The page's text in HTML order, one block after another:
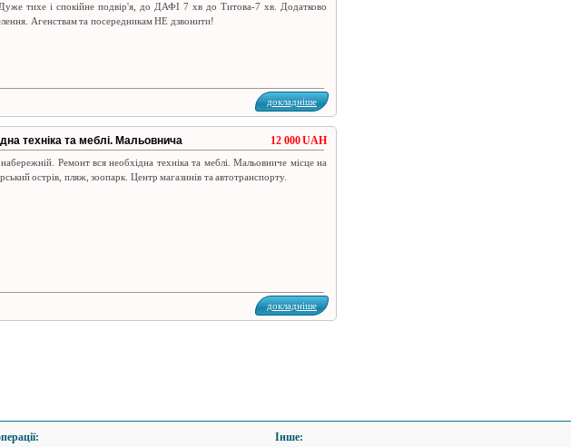
тихе і спокійне подвір'я, до ДАФІ 7 хв до Титова-7 хв. Додатково
Агенствам та посередникам НЕ дзвонити!
докладніше
техніка та меблі. Мальовнича 12 000 UAH
Ремонт вся необхідна техніка та меблі. Мальовниче місце на
острів, пляж, зоопарк. Центр магазинів та автотранспорту.
докладніше
Інше: